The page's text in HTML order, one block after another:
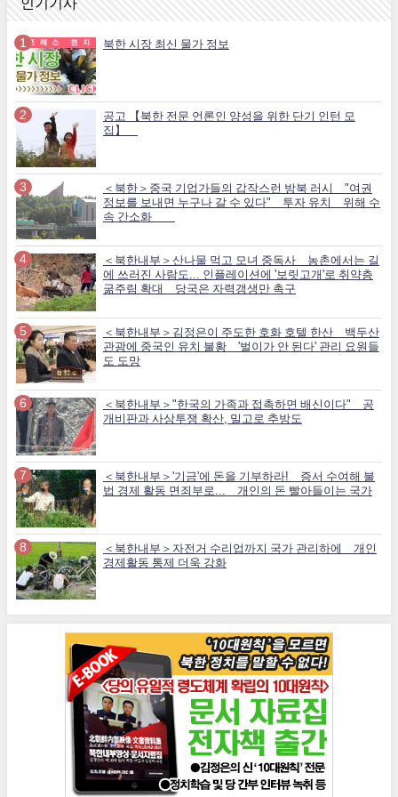
북한 시장 최신 물가 정보
공고 【북한 전문 언론인 양성을 위한 단기 인턴 모
집】
＜북한＞중국 기업가들의 갑작스런 방북 러시 "여권
정보를 보내면 누구나 갈 수 있다" 투자 유치 위해 수
속 간소화
＜북한내부＞산나물 먹고 모녀 중독사 농촌에서는 길
에 쓰러진 사람도... 인플레이션에 '보릿고개'로 취약층
굶주림 확대 당국은 자력갱생만 촉구
＜북한내부＞김정은이 주도한 호화 호텔 한산 백두산
관광에 중국인 유치 불황 '벌이가 안 된다' 관리 요원들
도 도망
＜북한내부＞"한국의 가족과 접촉하면 배신이다" 공
개비판과 사상투쟁 확산, 밀고로 추방도
＜북한내부＞'기금'에 돈을 기부하라! 증서 수여해 불
법 경제 활동 면죄부로... 개인의 돈 빨아들이는 국가
＜북한내부＞자전거 수리업까지 국가 관리하에 개인
경제활동 통제 더욱 강화